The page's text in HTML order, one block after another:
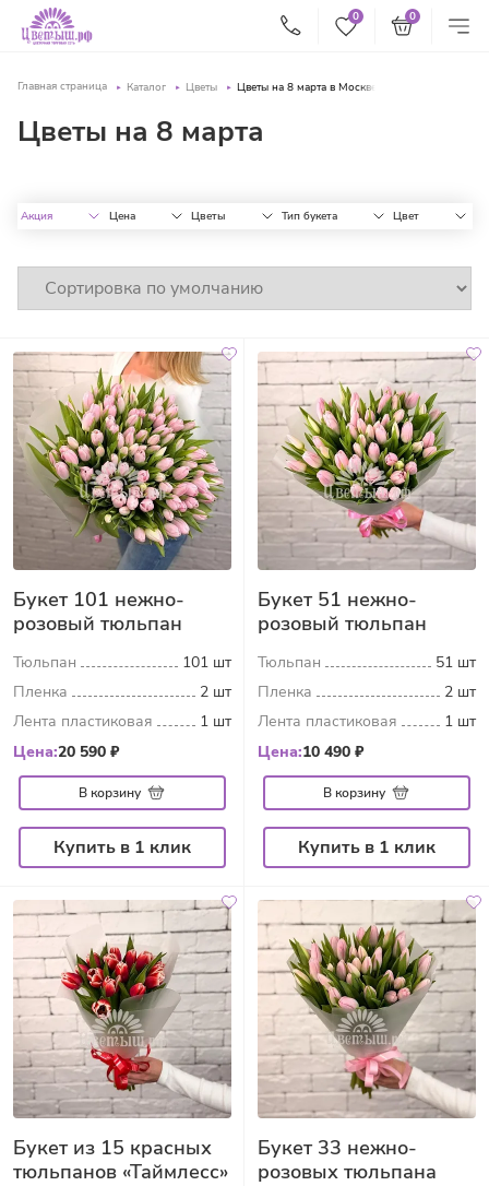
0 0
Главная страница Каталог Цветы Цветы на 8 марта в Москве
Цветы на 8 марта
Цена Цветы Тип букета Цвет
Акция
Букет 101 нежно-
розовый тюльпан
Тюльпан
101 шт
Пленка
2 шт
Лента пластиковая
1 шт
Цена:20 590 ₽
В корзину
Купить в 1 клик
Букет 51 нежно-
розовый тюльпан
Тюльпан
51 шт
Пленка
2 шт
Лента пластиковая
1 шт
Цена:10 490 ₽
В корзину
Купить в 1 клик
Букет из 15 красных
тюльпанов «Таймлесс»
Букет 33 нежно-
розовых тюльпана